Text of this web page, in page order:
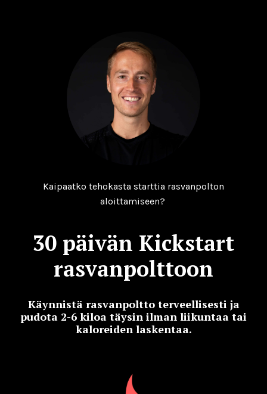
Kaipaatko tehokasta starttia rasvanpolton
aloittamiseen?
30 päivän Kickstart
rasvanpolttoon
Käynnistä rasvanpoltto terveellisesti ja
pudota 2-6 kiloa täysin ilman liikuntaa tai
kaloreiden laskentaa.